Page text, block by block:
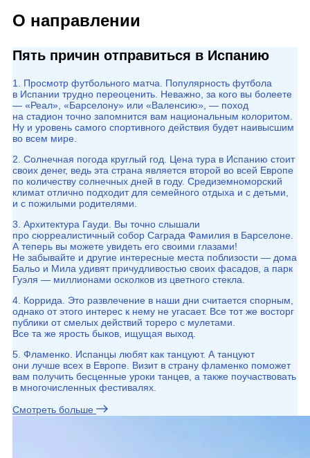
О направлении
Пять причин отправиться в Испанию
1. Просмотр футбольного матча. Популярность футбола
в Испании трудно переоценить. Неважно, за кого вы болеете
— «Реал», «Барселону» или «Валенсию», — поход
на стадион точно запомнится вам национальным колоритом.
Ну и уровень самого спортивного действия будет наивысшим
во всем мире.
2. Солнечная погода круглый год. Цена тура в Испанию стоит
своих денег, ведь эта страна является второй во всей Европе
по количеству солнечных дней в году. Средиземноморский
климат отлично подходит для семейного отдыха и с детьми,
и с пожилыми родителями.
3. Архитектура Гауди. Вы точно слышали
про сюрреалистичный собор Саграда Фамилия в Барселоне.
А теперь вы можете увидеть его своими глазами!
Не забывайте и другие интересные места поблизости — дома
Бальо и Мила удивят причудливостью своих фасадов, а парк
Гуэля — миллионами осколков из цветного стекла.
4. Коррида. Это развлечение в наши дни считается спорным,
однако от этого интерес к нему не угасает. Все тот же восторг
публики от смелых действий тореро с мулетами.
Все та же ярость быков, ищущая выход.
5. Фламенко. Испанцы любят как танцуют. А танцуют
они лучше всех в Европе. Визит в страну фламенко поможет
вам получить бесценные уроки танцев, а также поучаствовать
в многочисленных фестивалях.
Смотреть больше